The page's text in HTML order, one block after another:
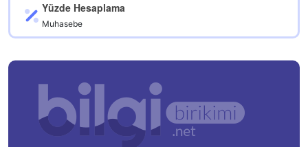
Yüzde Hesaplama
Muhasebe